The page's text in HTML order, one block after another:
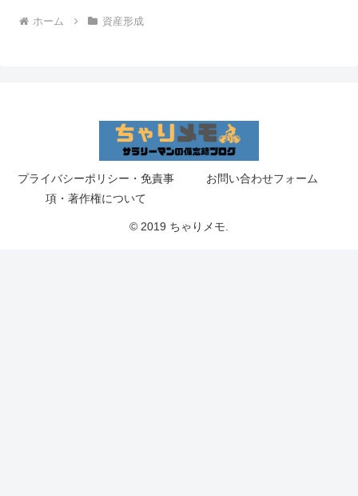
ホーム 資産形成
プライバシーポリシー・免責事
項・著作権について
お問い合わせフォーム
© 2019 ちゃりメモ.